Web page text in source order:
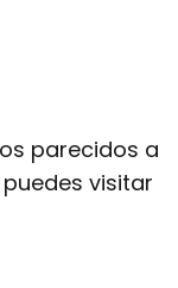
parecidos a
puedes visitar